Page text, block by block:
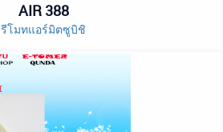
AIR 388
รีโมทแอร์มิตซูบิชิ